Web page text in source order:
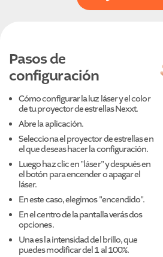
Pasos de
configuración
Cómo configurar la luz láser y el color
de tu proyector de estrellas Nexxt.
Abre la aplicación.
Selecciona el proyector de estrellas en
el que deseas hacer la configuración.
Luego haz clic en "láser" y después en
el botón para encender o apagar el
láser.
En este caso, elegimos "encendido".
En el centro de la pantalla verás dos
opciones.
Una es la intensidad del brillo, que
puedes modificar del 1 al 100%.